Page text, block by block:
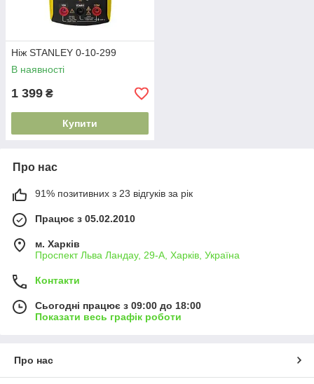
Ніж STANLEY 0-10-299
В наявності
1 399 ₴
Купити
Про нас
91% позитивних з 23 відгуків за рік
Працює з 05.02.2010
м. Харків
Проспект Льва Ландау, 29-А, Харків, Україна
Контакти
Сьогодні працює з 09:00 до 18:00
Показати весь графік роботи
Про нас